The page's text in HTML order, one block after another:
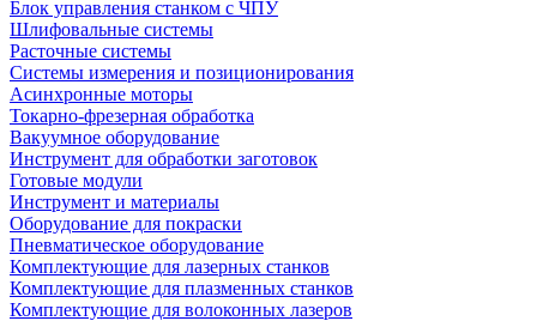
Блок управления станком с ЧПУ
Шлифовальные системы
Расточные системы
Системы измерения и позиционирования
Асинхронные моторы
Токарно-фрезерная обработка
Вакуумное оборудование
Инструмент для обработки заготовок
Готовые модули
Инструмент и материалы
Оборудование для покраски
Пневматическое оборудование
Комплектующие для лазерных станков
Комплектующие для плазменных станков
Комплектующие для волоконных лазеров